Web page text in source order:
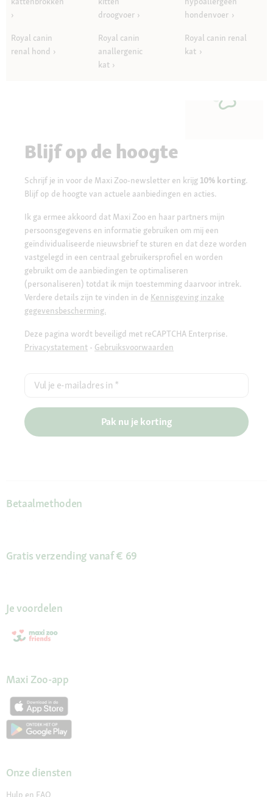
droogvoer
hondenvoer
Royal canin
renal hond
Royal canin
anallergenic
kat
Royal canin renal
kat
Blijf op de hoogte
Schrijf je in voor de Maxi Zoo-newsletter en krijg 10% korting.
Blijf op de hoogte van actuele aanbiedingen en acties.
Ik ga ermee akkoord dat Maxi Zoo en haar partners mijn
persoonsgegevens en informatie gebruiken om mij een
geïndividualiseerde nieuwsbrief te sturen en dat deze worden
vastgelegd in een centraal gebruikersprofiel en worden
gebruikt om de aanbiedingen te optimaliseren
(personaliseren) totdat ik mijn toestemming daarvoor intrek.
Verdere details zijn te vinden in de Kennisgeving inzake
gegevensbescherming.
Deze pagina wordt beveiligd met reCAPTCHA Enterprise.
Privacystatement - Gebruiksvoorwaarden
Vul je e-mailadres in *
Pak nu je korting
Betaalmethoden
Gratis verzending vanaf € 69
Je voordelen
Maxi Zoo-app
Onze diensten
Hulp en FAQ